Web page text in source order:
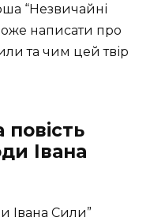
“Незвичайні
написати про
та чим цей твір
Івана
Івана Сили”